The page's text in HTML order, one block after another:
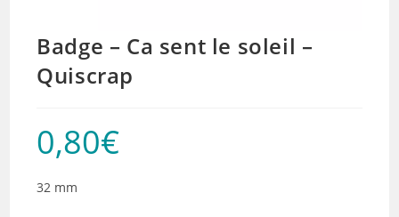
Badge – Ca sent le soleil –
Quiscrap
0,80€
32 mm